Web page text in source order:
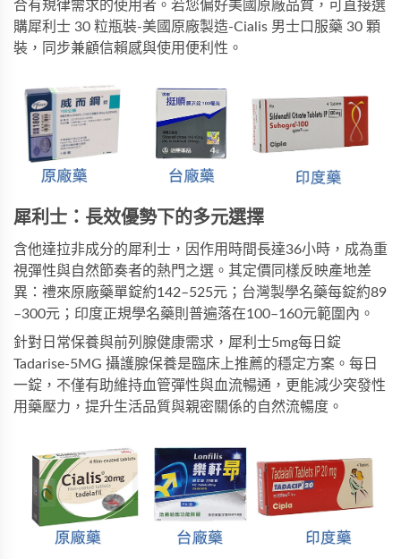
合有規律需求的使用者。若您偏好美國原廠品質，可直接選
購犀利士 30 粒瓶裝-美國原廠製造-Cialis 男士口服藥 30 顆
裝 ，同步兼顧信賴感與使用便利性。
犀利士：長效優勢下的多元選擇
含他達拉非成分的犀利士，因作用時間長達36小時，成為重
視彈性與自然節奏者的熱門之選。其定價同樣反映產地差
異：禮來原廠藥單錠約142–525元；台灣製學名藥每錠約89
–300元；印度正規學名藥則普遍落在100–160元範圍內。
針對日常保養與前列腺健康需求， 犀利士5mg每日錠
Tadarise-5MG 攝護腺保養是臨床上推薦的穩定方案。每日
一錠，不僅有助維持血管彈性與血流暢通，更能減少突發性
用藥壓力，提升生活品質與親密關係的自然流暢度。